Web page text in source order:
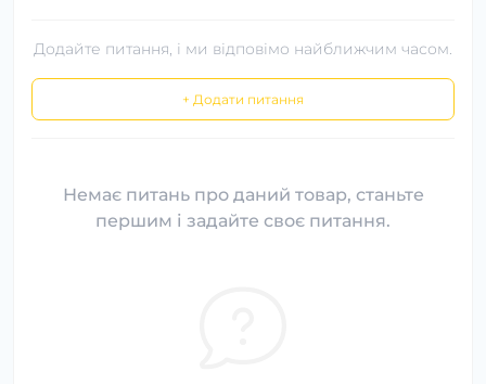
Додайте питання, і ми відповімо найближчим часом.
+ Додати питання
Немає питань про даний товар, станьте
першим і задайте своє питання.